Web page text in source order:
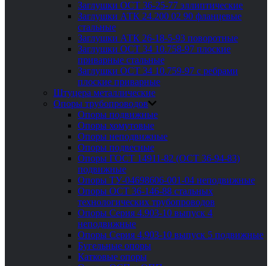
Заглушки ОСТ 36-25-77 эллиптические
Заглушки АТК 24.200 02 90 фланцевые
стальные
Заглушки АТК 26-18-5-93 поворотные
Заглушки ОСТ 34 10.758-97 плоские
приварные стальные
Заглушки ОСТ 34 10.759-97 с ребрами
плоские приварные
Штуцера металлические
Опоры трубопроводов
Опоры подвижные
Опоры хомутовые
Опоры неподвижные
Опоры подвесные
Опоры ГОСТ 14911-82 (ОСТ 36-94-83)
подвижные
Опоры ТУ-04698606-001-04 неподвижные
Опоры ОСТ 36-146-88 стальных
технологических трубопроводов
Опоры Серия 4.903-10 выпуск 4
неподвижные
Опоры Серия 4.903-10 выпуск 5 подвижные
Бугельные опоры
Катковые опоры